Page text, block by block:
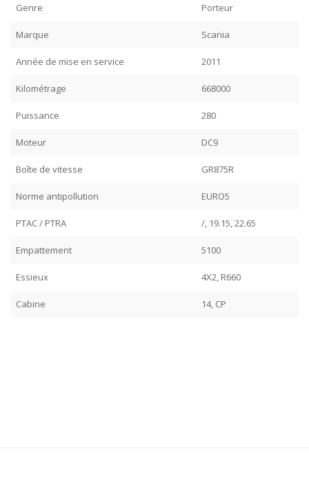
Genre Porteur
Marque Scania
Année de mise en service 2011
Kilométrage 668000
Puissance 280
Moteur DC9
Boîte de vitesse GR875R
Norme antipollution EURO5
PTAC / PTRA /, 19.15, 22.65
Empattement 5100
Essieux 4X2, R660
Cabine 14, CP